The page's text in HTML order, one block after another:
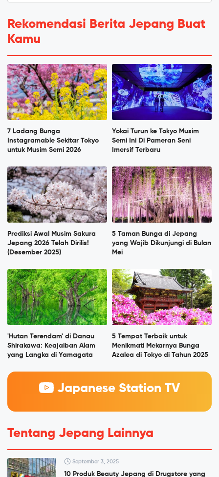
Rekomendasi Berita Jepang Buat
Kamu
7 Ladang Bunga
Instagramable Sekitar Tokyo
untuk Musim Semi 2026
Yokai Turun ke Tokyo Musim
Semi Ini Di Pameran Seni
Imersif Terbaru
Prediksi Awal Musim Sakura
Jepang 2026 Telah Dirilis!
(Desember 2025)
5 Taman Bunga di Jepang
yang Wajib Dikunjungi di Bulan
Mei
'Hutan Terendam' di Danau
Shirakawa: Keajaiban Alam
yang Langka di Yamagata
5 Tempat Terbaik untuk
Menikmati Mekarnya Bunga
Azalea di Tokyo di Tahun 2025
Japanese Station TV
Tentang Jepang Lainnya
September 3, 2025
10 Produk Beauty Jepang di Drugstore yang